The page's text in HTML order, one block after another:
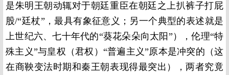
是朱明王朝动辄对于朝廷重臣在朝廷之上扒裤子打屁
股/“廷杖”，最具有象征意义；另一个典型的表述就是
上世纪六、七十年代的“葵花朵朵向太阳”），伦理“特
殊主义”与皇权（君权）“普遍主义”原本是冲突的（这
在商鞅变法时期和秦王朝表现得最突出），两者究竟